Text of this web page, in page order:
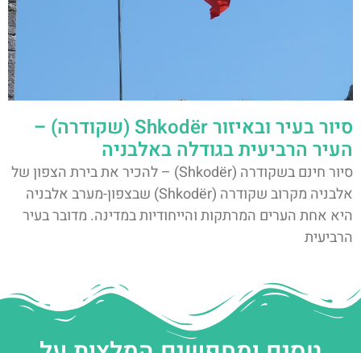
סיור בעיר ובאיזור Shkodër (שקודרה) –
העיר הרביעית בגודלה באלבניה
סיור חינם בשקודרה (Shkodër) – להכיר את בירת הצפון של
אלבניה מקרוב שקודרה (Shkodër) שבצפון-מערב אלבניה
היא אחת הערים המרתקות והייחודיות במדינה. מדובר בעיר
הרביעית